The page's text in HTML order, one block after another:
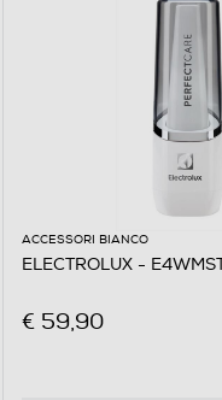
ACCESSORI BIANCO
ELECTROLUX -
€ 59,90